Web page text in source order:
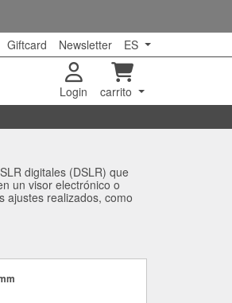
Giftcard Newsletter ES
Login
carrito
digitales (DSLR) que
un visor electrónico o
ajustes realizados, como